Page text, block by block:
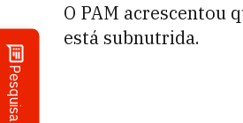
Pesquisa
O PAM acrescentou
está subnutrida.